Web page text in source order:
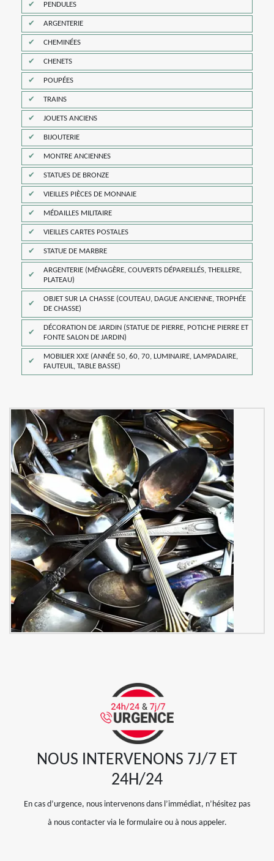
PENDULES
ARGENTERIE
CHEMINÉES
CHENETS
POUPÉES
TRAINS
JOUETS ANCIENS
BIJOUTERIE
MONTRE ANCIENNES
STATUES DE BRONZE
VIEILLES PIÈCES DE MONNAIE
MÉDAILLES MILITAIRE
VIEILLES CARTES POSTALES
STATUE DE MARBRE
ARGENTERIE (MÉNAGÈRE, COUVERTS DÉPAREILLÉS, THEILLERE,
PLATEAU)
OBJET SUR LA CHASSE (COUTEAU, DAGUE ANCIENNE, TROPHÉE
DE CHASSE)
DÉCORATION DE JARDIN (STATUE DE PIERRE, POTICHE PIERRE ET
FONTE SALON DE JARDIN)
MOBILIER XXE (ANNÉE 50, 60, 70, LUMINAIRE, LAMPADAIRE,
FAUTEUIL, TABLE BASSE)
NOUS INTERVENONS 7J/7 ET
24H/24
En cas d’urgence, nous intervenons dans l’immédiat, n’hésitez pas
à nous contacter via le formulaire ou à nous appeler.